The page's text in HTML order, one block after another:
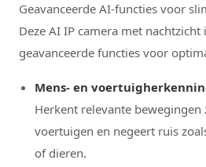
Geavanceerde AI-functies voor
Deze AI IP camera met
geavanceerde functies voor
Mens- en
Herkent relevante bewegingen
voertuigen en negeert ruis
of dieren.